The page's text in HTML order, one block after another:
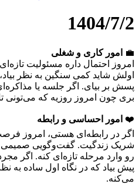
1404/7/2
💼
امور کاری و شغلی
امروز احتمال داره مسئولیت
اولش شاید کمی سنگین به نظر
پسش بر بیای. اگر جلسه یا
بری چون امروز روزیه که می‌تونی
❤️ امور احساسی و رابطه
اگر در رابطه‌ای هستی، امروز
شریک زندگیت. گفت‌وگویی صمیمی
رو وارد مرحله تازه‌ای کنه. اگر
پیش بیاد که در نگاه اول ساده به نظر
می‌کنه.